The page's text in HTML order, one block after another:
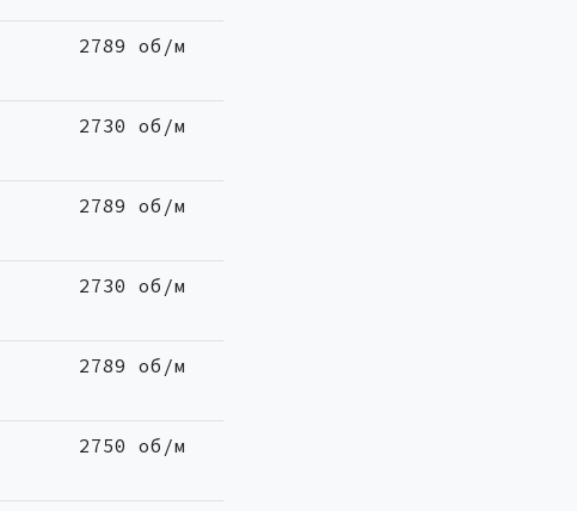
2789 об/м
2730 об/м
2789 об/м
2730 об/м
2789 об/м
2750 об/м